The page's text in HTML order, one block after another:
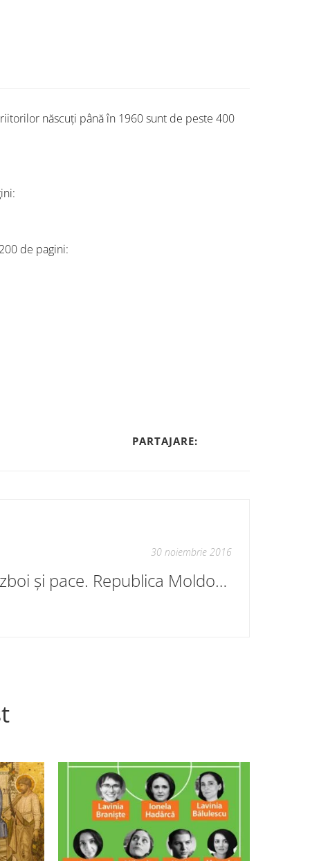
născuți până în 1960 sunt de peste 400
de pagini:
PARTAJARE:
30 noiembrie 2016
Război și pace. Republica Moldova 2016